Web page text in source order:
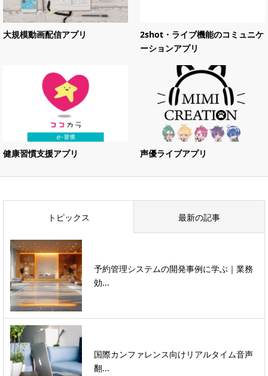
大規模動画配信アプリ
2shot・ライブ機能のコミュニケ
ーションアプリ
健康習慣支援アプリ 声優ライブアプリ
トピックス 最新の記事
予約管理システムの開発事例に学ぶ｜業務
効...
国際カンファレンス向けリアルタイム音声
翻...